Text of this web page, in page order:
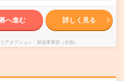
へ進む 詳しく見る
アオプション 製造事業部（全国）